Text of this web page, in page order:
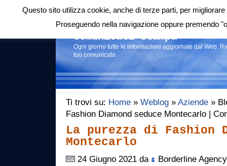
Login|RSS |
Comunicati stampa
Ogni giorno tutte le informazioni aggiornate dal Web.
tuo comunicato.
Ti trovi su: Home » Weblog » Aziende »
Fashion Diamond seduce Montecarlo |
La purezza di Fashion
Montecarlo
24 Giugno 2021 da Borderline Agency
Questo sito utilizza cookie, anche di terze parti, per
Proseguendo nella navigazione oppure premendo